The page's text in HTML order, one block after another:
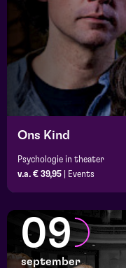
Ons Kind
Psychologie in theater
v.a. € 39,95
Events
09
september